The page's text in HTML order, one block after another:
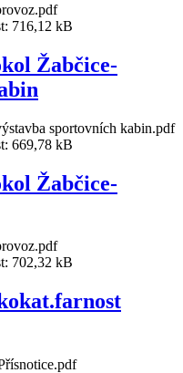
716,12 kB
Žabčice-
sportovních kabin.pdf
669,78 kB
Žabčice-
702,32 kB